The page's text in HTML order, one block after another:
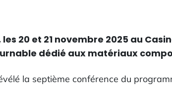
20 et 21 novembre 2025 au
dédié aux matériaux
la septième conférence du